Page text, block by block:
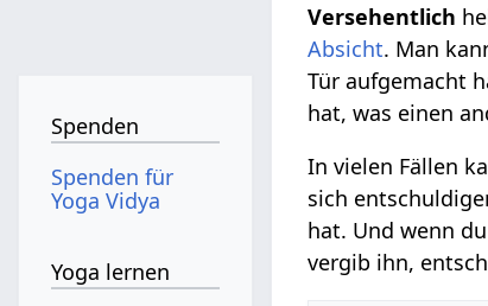
Absicht. Man
Tür aufgemacht
hat, was einen
In vielen Fällen
sich
hat. Und wenn
vergib ihn,
Spenden
Spenden für
Yoga Vidya
Yoga lernen